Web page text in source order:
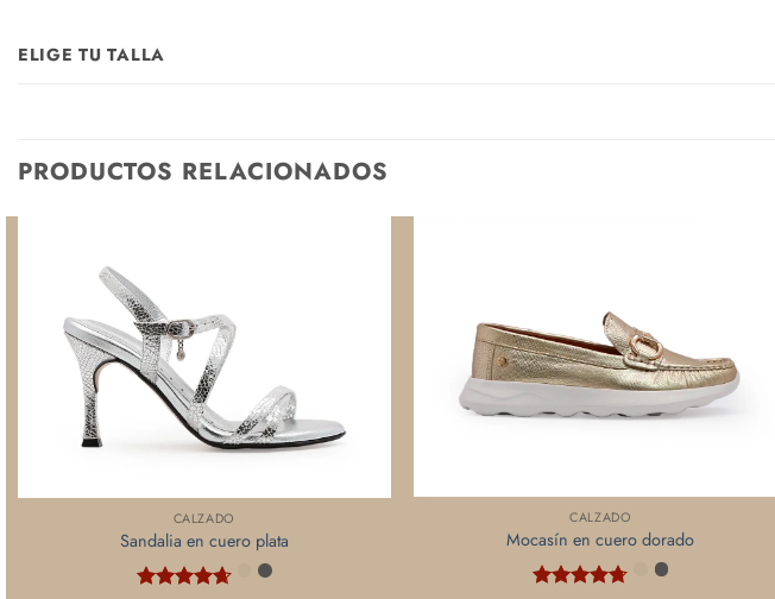
ELIGE TU TALLA
PRODUCTOS RELACIONADOS
CALZADO
Sandalia en cuero plata
CALZADO
Mocasín en cuero dorado